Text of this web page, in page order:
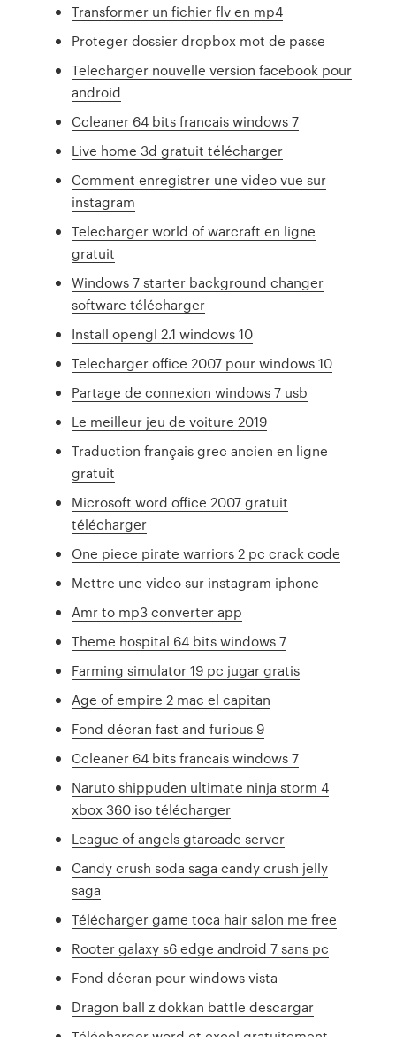
Transformer un fichier flv en mp4
Proteger dossier dropbox mot de passe
Telecharger nouvelle version facebook pour
android
Ccleaner 64 bits francais windows 7
Live home 3d gratuit télécharger
Comment enregistrer une video vue sur
instagram
Telecharger world of warcraft en ligne
gratuit
Windows 7 starter background changer
software télécharger
Install opengl 2.1 windows 10
Telecharger office 2007 pour windows 10
Partage de connexion windows 7 usb
Le meilleur jeu de voiture 2019
Traduction français grec ancien en ligne
gratuit
Microsoft word office 2007 gratuit
télécharger
One piece pirate warriors 2 pc crack code
Mettre une video sur instagram iphone
Amr to mp3 converter app
Theme hospital 64 bits windows 7
Farming simulator 19 pc jugar gratis
Age of empire 2 mac el capitan
Fond décran fast and furious 9
Ccleaner 64 bits francais windows 7
Naruto shippuden ultimate ninja storm 4
xbox 360 iso télécharger
League of angels gtarcade server
Candy crush soda saga candy crush jelly
saga
Télécharger game toca hair salon me free
Rooter galaxy s6 edge android 7 sans pc
Fond décran pour windows vista
Dragon ball z dokkan battle descargar